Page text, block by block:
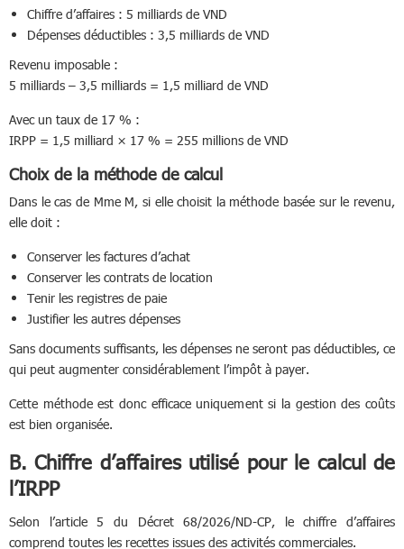
Chiffre d’affaires : 5 milliards de VND
Dépenses déductibles : 3,5 milliards de VND
Revenu imposable :
5 milliards – 3,5 milliards = 1,5 milliard de VND
Avec un taux de 17 % :
IRPP = 1,5 milliard × 17 % = 255 millions de VND
Choix de la méthode de calcul
Dans le cas de Mme M, si elle choisit la méthode basée sur le revenu,
elle doit :
Conserver les factures d’achat
Conserver les contrats de location
Tenir les registres de paie
Justifier les autres dépenses
Sans documents suffisants, les dépenses ne seront pas déductibles, ce
qui peut augmenter considérablement l’impôt à payer.
Cette méthode est donc efficace uniquement si la gestion des coûts
est bien organisée.
B. Chiffre d’affaires utilisé pour le calcul de
l’IRPP
Selon l’article 5 du Décret 68/2026/ND-CP, le chiffre d’affaires
comprend toutes les recettes issues des activités commerciales.